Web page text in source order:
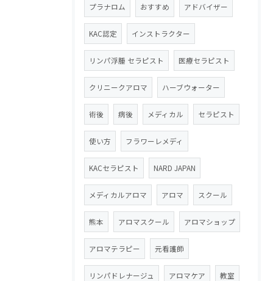
プラナロム おすすめ アドバイザー
KAC認定 インストラクター
リンパ浮腫 セラピスト 医療セラピスト
クリニークアロマ ハーブウォーター
術後 病後 メディカル セラピスト
使い方 フラワーレメディ
KACセラピスト NARD JAPAN
メディカルアロマ アロマ スクール
熊本 アロマスクール アロマショップ
アロマテラピー 元看護師
リンパドレナージュ アロマケア 教室